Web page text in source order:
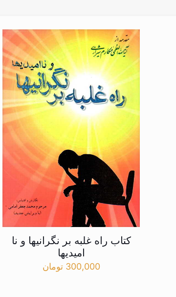
کتاب راه غلبه بر نگرانیها و نا
امیدیها
300,000 تومان